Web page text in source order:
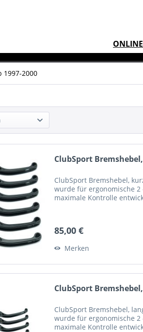
1997-2000
ClubSport
ClubSport Bremshebel,
wurde für ergonomische
maximale Kontrolle
85,00 €
Merken
ClubSport
ClubSport Bremshebel,
wurde für ergonomische
maximale Kontrolle